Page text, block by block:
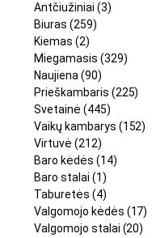
Antčiužiniai (3)
Biuras (259)
Kiemas (2)
Miegamasis (329)
Naujiena (90)
Prieškambaris (225)
Svetainė (445)
Vaikų kambarys (152)
Virtuvė (212)
Baro kėdės (14)
Baro stalai (1)
Taburetės (4)
Valgomojo kėdės (17)
Valgomojo stalai (20)